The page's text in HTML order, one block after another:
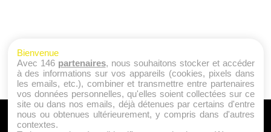
A PROPOS
Bienvenue
Avec 146 partenaires, nous souhaitons stocker et accéder
à des informations sur vos appareils (cookies, pixels dans
les emails, etc.), combiner et transmettre entre partenaires
vos données personnelles, qu'elles soient collectées sur ce
site ou dans nos emails, déjà détenues par certains d'entre
nous ou obtenues ultérieurement, y compris dans d'autres
contextes.